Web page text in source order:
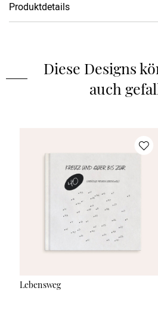
Produktdetails
die Ewigkeit festzuhalten.
Diese Designs
auch
Lebensweg